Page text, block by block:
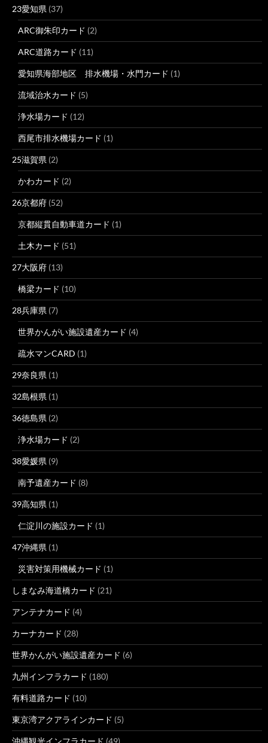
23愛知県 (37)
ARC御朱印カード (2)
ARC道路カード (11)
愛知県海部地区 排水機場・水門カード (1)
流域治水カード (5)
浄水場カード (12)
西尾市排水機場カード (1)
25滋賀県 (2)
かわカード (2)
26京都府 (52)
京都縦貫自動車道カード (1)
土木カード (51)
27大阪府 (13)
橋梁カード (10)
28兵庫県 (7)
世界かんがい施設遺産カード (4)
疏水マンCARD (1)
29奈良県 (1)
32島根県 (1)
36徳島県 (2)
浄水場カード (2)
38愛媛県 (9)
南予遺産カード (8)
39高知県 (1)
仁淀川の施設カード (1)
47沖縄県 (1)
災害対策用機械カード (1)
しまなみ海道橋カード (21)
アンテナカード (4)
カーナカード (28)
世界かんがい施設遺産カード (6)
九州インフラカード (180)
有料道路カード (10)
東京湾アクアラインカード (5)
沖縄観光インフラカード (49)